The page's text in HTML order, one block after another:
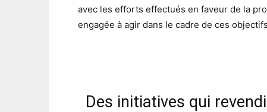
avec les efforts effectués en faveur de la
engagée à agir dans le cadre de ces
Des initiatives qui